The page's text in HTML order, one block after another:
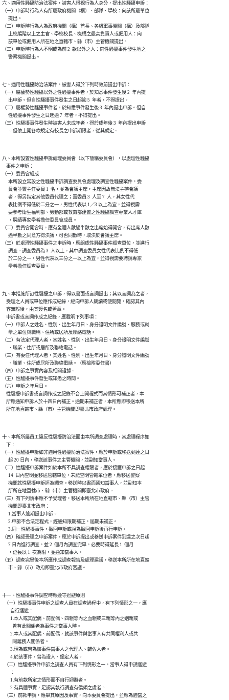
六、適用性騷擾防治法案件，被害人得視行為人身分，提出性騷擾申訴：
（一）申訴時行為人有所屬政府機關（構）、部隊、學校：向該所屬單位
      提出。
（二）申訴時行為人為政府機關（構）首長、各級軍事機關（構）及部隊
      上校編階以上之主官、學校校長、機構之最高負責人或僱用人：向
      該單位或僱用人所在地之直轄市、縣（市）主管機關提出。
（三）申訴時行為人不明或為前 2  款以外之人：向性騷擾事件發生地之
      警察機關提出。
七、適用性騷擾防治法案件，被害人得於下列時效前提出申訴：
（一）屬權勢性騷擾以外之性騷擾事件者，於知悉事件發生後 2  年內提
      出申訴。但自性騷擾事件發生之日起逾 5  年者，不得提出。
（二）屬權勢性騷擾事件者，於知悉事件發生後 3  年內提出申訴。但自
      性騷擾事件發生之日起逾 7  年者，不得提出。
（三）性騷擾事件發生時被害人未成年者，得於成年後 3  年內提出申訴
      。但依上開各款規定有較長之申訴期限者，從其規定。
八、本所設置性騷擾申訴處理委員會（以下簡稱委員會），以處理性騷擾
    事件之申訴：
（一）委員會組成
      本所設立常設之性騷擾申訴調查委員會處理及調查性騷擾案件，委
      員會並置主任委員 1  名，並為會議主席，主席因故無法主持會議
      者，得另指定其他委員代理之；置委員 3  人至 7  人，其女性代
      表比例不得低於二分之一，男性代表以 1／3 以上為宜，並得視需
      要參考衛生福利部、勞動部或教育部建置之性騷擾調查專業人才庫
      ，聘請專家學者擔任委員會成員。
（二）委員會開會時，應有全體人數過半數之出席始得開會，有出席人數
      過半數之同意方得決議，可否同數時，取決於會議主席。
（三）於處理性騷擾事件之申訴時，應組成性騷擾事件調查單位，並進行
      調查。調查委員為 3  人以上，其中調查委員女性代表比例不得低
      於二分之一，男性代表以三分之一以上為宜，並得視需要聘請專家
      學者擔任調查委員。
九、本措施所訂性騷擾之申訴，得以書面或言詞提出；其以言詞為之者，
    受理之人員或單位應作成紀錄，經向申訴人朗讀或使閱覽，確認其內
    容無誤後，由其簽名或蓋章。
    申訴書或言詞作成之紀錄，應載明下列事項：
（一）申訴人之姓名、性別、出生年月日、身分證明文件編號、服務或就
      學之單位與職稱、住所或居所及聯絡電話。
（二）有法定代理人者，其姓名、性別、出生年月日、身分證明文件編號
      、職業、住所或居所及聯絡電話。
（三）有委任代理人者，其姓名、性別、出生年月日、身分證明文件編號
      、職業、住所或居所及聯絡電話。（應檢附委任書）
（四）申訴之事實內容及相關證據。
（五）性騷擾事件發生或知悉之時間。
（六）申訴之年月日。
    性騷擾申訴書或言詞作成之紀錄不合上開程式而其情形可補正者，本
    所應通知申訴人於十四日內補正。逾期未補正者，本所應即移送本所
    所在地直轄市、縣（市）主管機關即臺北市政府處理。
十、本所所屬員工違反性騷擾防治法而由本所調查處理時，其處理程序如
    下：
（一）性騷擾申訴如非適用性騷擾防治法案件，應於申訴或移送到達之日
      起 20 日內，移送該事件之主管機關，並副知當事人。
（二）性騷擾申訴案件如於本所不具調查權限者，應於接獲申訴之日起
      14  日內查明並移送管轄單位，未能查明管轄單位者，應移送警察
      機關就性騷擾申訴逕為調查。移送時以書面通知當事人，並副知本
      所所在地直轄市、縣（市）主管機關即臺北市政府。
（三）有下列情事應不予受理者，移送本所所在地直轄市、縣（市）主管
      機關即臺北市政府：
      1.當事人逾期提出申訴。
      2.申訴不合法定程式，經通知限期補正，屆期未補正。
      3.同一性騷擾事件，撤回申訴或視為撤回申訴後再行申訴。
（四）確認受理之申訴案件，應於申訴提出或移送申訴案件到達之次日起
      7 日內進行調查，並 2  個月內調查完畢，必要時得延長 1  個月
      ，延長以 1  次為限，並通知當事人。
（五）調查完畢後本所應作成調查報告及處理建議，移送本所所在地直轄
      市、縣（市）政府即臺北市政府審議。
十一、性騷擾事件調查時應遵守迴避原則
  （一）性騷擾事件申訴之調查人員在調查過程中，有下列情形之一，應
        自行迴避︰
        1.本人或其配偶、前配偶、四親等內之血親或三親等內之姻親或
          曾有此關係者為事件之當事人時。
        2.本人或其配偶、前配偶，就該事件與當事人有共同權利人或共
          同義務人關係者。
        3.現為或曾為該事件當事人之代理人、輔佐人者。
        4.於該事件，曾為證人、鑑定人者。
  （二）性騷擾事件申訴之調查人員有下列情形之一，當事人得申請迴避
        ︰
        1.有前款所定之情形而不自行迴避者。
        2.有具體事實，足認其執行調查有偏頗之虞者。
  （三）前款申請，應舉其原因及事實，向本委員會提出，並應為適當之